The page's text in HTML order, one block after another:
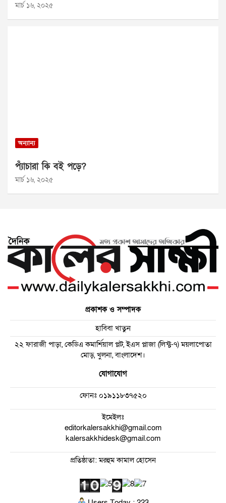
মার্চ ১৬, ২০২৫
অন্যান্য
প্যাঁচারা কি বই পড়ে?
মার্চ ১৬, ২০২৫
প্রকাশক ও সম্পাদক
হাবিবা খাতুন
২২ ফারাজী পাড়া, কেডিএ কমার্শিয়াল প্লট, ইএস প্লাজা (লিফ্ট-৭) ময়লাপোতা
মোড়, খুলনা, বাংলাদেশ।
যোগাযোগ
ফোনঃ০১৯১১৮৩৭৫২০
ইমেইলঃ
editorkalersakkhi@gmail.com
kalersakkhidesk@gmail.com
প্রতিষ্ঠাতা: মরহুম কামাল হোসেন